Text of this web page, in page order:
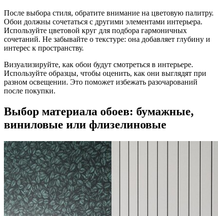
После выбора стиля, обратите внимание на цветовую палитру.
Обои должны сочетаться с другими элементами интерьера.
Используйте цветовой круг для подбора гармоничных
сочетаний. Не забывайте о текстуре: она добавляет глубину и
интерес к пространству.
Визуализируйте, как обои будут смотреться в интерьере.
Используйте образцы, чтобы оценить, как они выглядят при
разном освещении. Это поможет избежать разочарований
после покупки.
Выбор материала обоев: бумажные,
виниловые или флизелиновые